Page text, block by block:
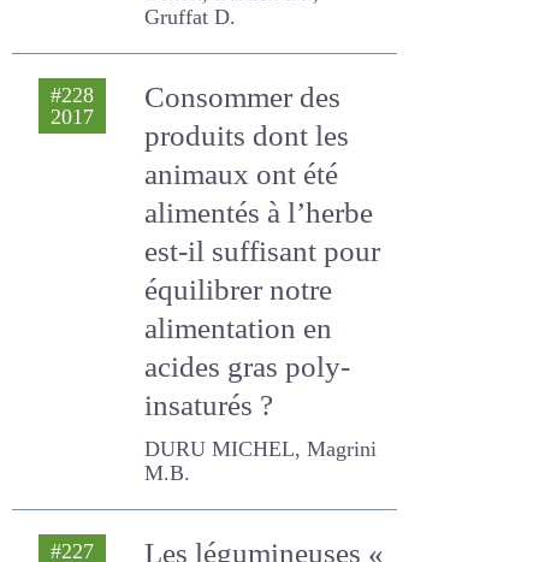
DURU MICHEL, Froidmont
E., GRAULET Benoit,
Consommer des
produits dont les
animaux ont été
alimentés à l’herbe
est-il suffisant
pour équilibrer
notre alimentation
en acides gras
poly-insaturés ?
DURU MICHEL, Magrini M.B.